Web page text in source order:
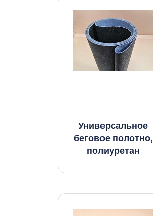
Универсальное
беговое полотно,
полиуретан